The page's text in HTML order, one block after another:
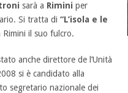
sarà a Rimini per
Si tratta di “L’isola e le
il suo fulcro.
anche direttore de l’Unità
si è candidato alla
segretario nazionale dei